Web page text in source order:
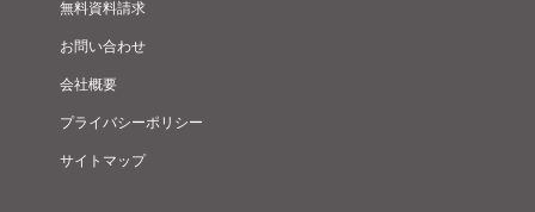
無料資料請求
お問い合わせ
会社概要
プライバシーポリシー
サイトマップ